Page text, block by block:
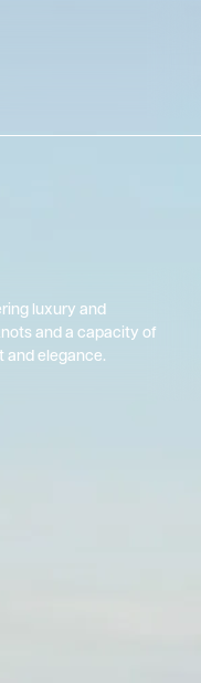
luxury and
and a capacity of
and elegance.